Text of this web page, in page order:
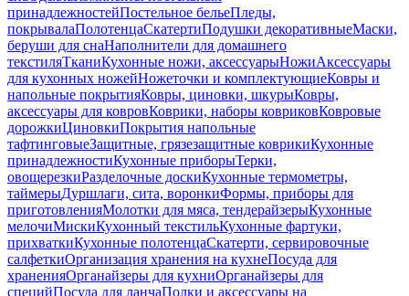
принадлежностейПостельное бельеПледы,
покрывалаПолотенцаСкатертиПодушки декоративныеМаски,
беруши для снаНаполнители для домашнего
текстиляТканиКухонные ножи, аксессуарыНожиАксессуары
для кухонных ножейНожеточки и комплектующиеКовры и
напольные покрытияКовры, циновки, шкурыКовры,
аксессуары для ковровКоврики, наборы ковриковКовровые
дорожкиЦиновкиПокрытия напольные
тафтинговыеЗащитные, грязезащитные коврикиКухонные
принадлежностиКухонные приборыТерки,
овощерезкиРазделочные доскиКухонные термометры,
таймерыДуршлаги, сита, воронкиФормы, приборы для
приготовленияМолотки для мяса, тендерайзерыКухонные
мелочиМискиКухонный текстильКухонные фартуки,
прихваткиКухонные полотенцаСкатерти, сервировочные
салфеткиОрганизация хранения на кухнеПосуда для
храненияОрганайзеры для кухниОрганайзеры для
специйПосуда для ланчаПолки и аксессуары на